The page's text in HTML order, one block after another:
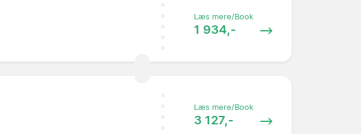
Læs mere/Book
1 934,-
Læs mere/Book
3 127,-